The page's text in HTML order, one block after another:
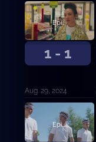
1 - 1
Episodio 1
Aug. 29, 2024
Episodio 4